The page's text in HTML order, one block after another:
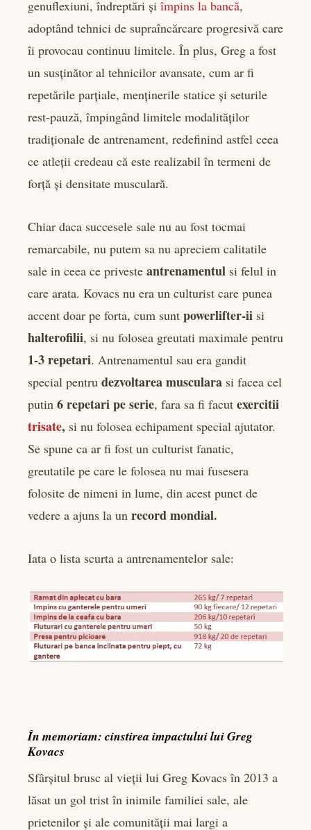
genuflexiuni, îndreptări și împins la bancă,
adoptând tehnici de supraîncărcare progresivă care
îi provocau continuu limitele. În plus, Greg a fost
un susținător al tehnicilor avansate, cum ar fi
repetările parțiale, menținerile statice și seturile
rest-pauză, împingând limitele modalităților
tradiționale de antrenament, redefinind astfel ceea
ce atleții credeau că este realizabil în termeni de
forță și densitate musculară.
Chiar daca succesele sale nu au fost tocmai
remarcabile, nu putem sa nu apreciem calitatile
sale in ceea ce priveste antrenamentul si felul in
care arata. Kovacs nu era un culturist care punea
accent doar pe forta, cum sunt powerlifter-ii si
halterofilii, si nu folosea greutati maximale pentru
1-3 repetari. Antrenamentul sau era gandit
special pentru dezvoltarea musculara si facea cel
putin 6 repetari pe serie, fara sa fi facut exercitii
trisate, si nu folosea echipament special ajutator.
Se spune ca ar fi fost un culturist fanatic,
greutatile pe care le folosea nu mai fusesera
folosite de nimeni in lume, din acest punct de
vedere a ajuns la un record mondial.
Iata o lista scurta a antrenamentelor sale:
În memoriam: cinstirea impactului lui Greg
Kovacs
Sfârșitul brusc al vieții lui Greg Kovacs în 2013 a
lăsat un gol trist în inimile familiei sale, ale
prietenilor și ale comunității mai largi a